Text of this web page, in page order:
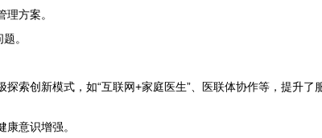
方案。
。
索创新模式，如“互联网+家庭医生”、医联体协作等，提升了
意识增强。